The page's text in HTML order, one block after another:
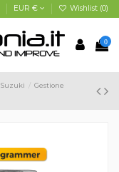
EUR € Wishlist (0)
0
Suzuki
Gestione